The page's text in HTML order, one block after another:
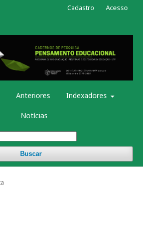
Anteriores Indexadores
Notícias
Buscar
Cadastro Acesso